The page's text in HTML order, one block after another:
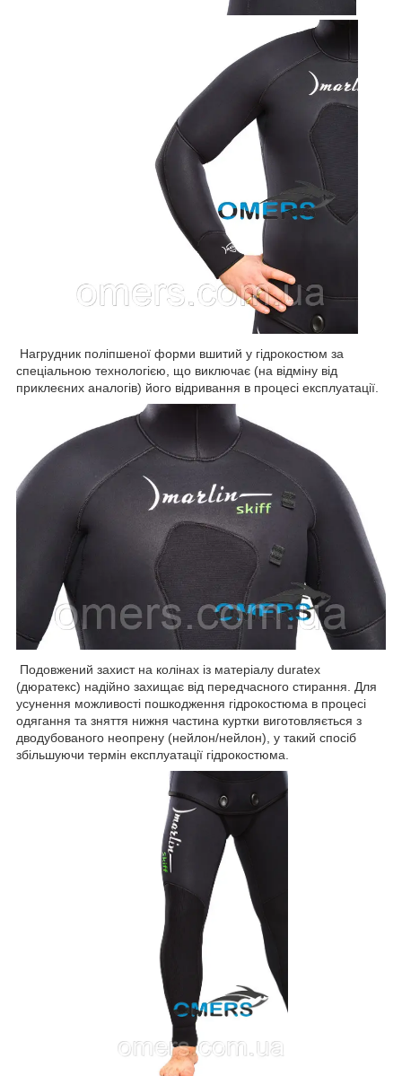
Нагрудник поліпшеної форми вшитий у гідрокостюм за
спеціальною технологією, що виключає (на відміну від
приклеєних аналогів) його відривання в процесі експлуатації.
Подовжений захист на колінах із матеріалу duratex
(дюратекс) надійно захищає від передчасного стирання. Для
усунення можливості пошкодження гідрокостюма в процесі
одягання та зняття нижня частина куртки виготовляється з
дводубованого неопрену (нейлон/нейлон), у такий спосіб
збільшуючи термін експлуатації гідрокостюма.